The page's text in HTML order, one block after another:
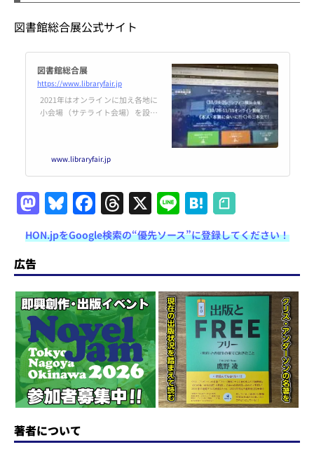
図書館総合展公式サイト
図書館総合展
https://www.libraryfair.jp
2021年はオンラインに加え各地に
小会場（サテライト会場）を設定
www.libraryfair.jp
M
a
st
o
d
o
n
Bl
u
e
s
k
y
F
a
c
e
b
o
o
k
T
h
re
a
d
s
X Li
n
e
H
at
e
n
a
HON.jpをGoogle検索の“優先ソース”に登録してください！
広告
著者について